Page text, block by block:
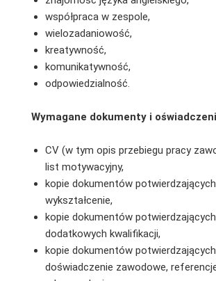
współpraca w zespole,
wielozadaniowość,
kreatywność,
komunikatywność,
odpowiedzialność.
Wymagane dokumenty i
CV (w tym opis przebiegu pracy
list motywacyjny,
kopie dokumentów
wykształcenie,
kopie dokumentów
dodatkowych kwalifikacji,
kopie dokumentów potwierdzających
doświadczenie zawodowe,